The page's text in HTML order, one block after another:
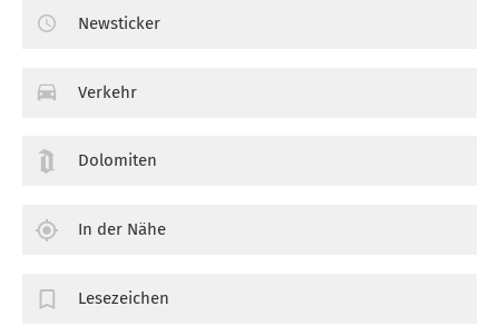
Newsticker
Verkehr
Dolomiten
In der Nähe
Lesezeichen